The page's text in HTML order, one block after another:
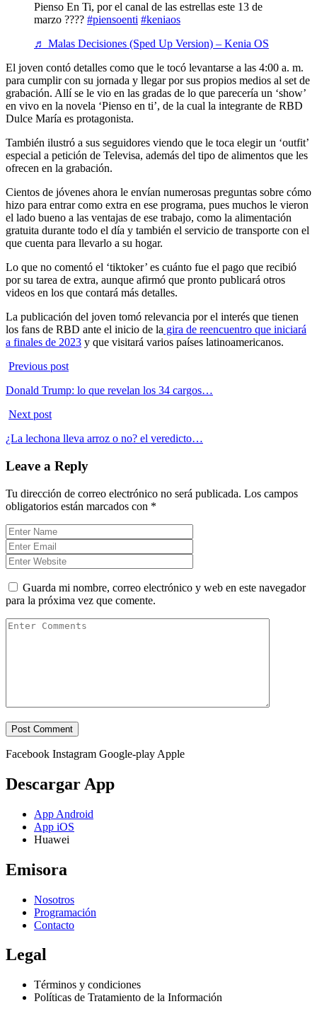
Pienso En Ti, por el canal de las estrellas este 13 de
marzo ???? #piensoenti #keniaos
♬ Malas Decisiones (Sped Up Version) – Kenia OS
El joven contó detalles como que le tocó levantarse a las 4:00 a. m.
para cumplir con su jornada y llegar por sus propios medios al set de
grabación. Allí se le vio en las gradas de lo que parecería un ‘show’
en vivo en la novela ‘Pienso en ti’, de la cual la integrante de RBD
Dulce María es protagonista.
También ilustró a sus seguidores viendo que le toca elegir un ‘outfit’
especial a petición de Televisa, además del tipo de alimentos que les
ofrecen en la grabación.
Cientos de jóvenes ahora le envían numerosas preguntas sobre cómo
hizo para entrar como extra en ese programa, pues muchos le vieron
el lado bueno a las ventajas de ese trabajo, como la alimentación
gratuita durante todo el día y también el servicio de transporte con el
que cuenta para llevarlo a su hogar.
Lo que no comentó el ‘tiktoker’ es cuánto fue el pago que recibió
por su tarea de extra, aunque afirmó que pronto publicará otros
videos en los que contará más detalles.
La publicación del joven tomó relevancia por el interés que tienen
los fans de RBD ante el inicio de la gira de reencuentro que iniciará
a finales de 2023 y que visitará varios países latinoamericanos.
Previous post
Donald Trump: lo que revelan los 34 cargos…
Next post
¿La lechona lleva arroz o no? el veredicto…
Leave a Reply
Tu dirección de correo electrónico no será publicada. Los campos
obligatorios están marcados con *
Guarda mi nombre, correo electrónico y web en este navegador
para la próxima vez que comente.
Facebook Instagram Google-play Apple
Descargar App
App Android
App iOS
Huawei
Emisora
Nosotros
Programación
Contacto
Legal
Términos y condiciones
Políticas de Tratamiento de la Información